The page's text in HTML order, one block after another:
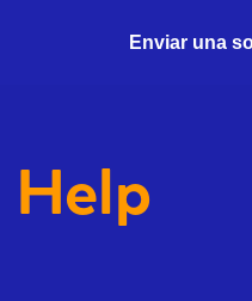
Enviar una
Help